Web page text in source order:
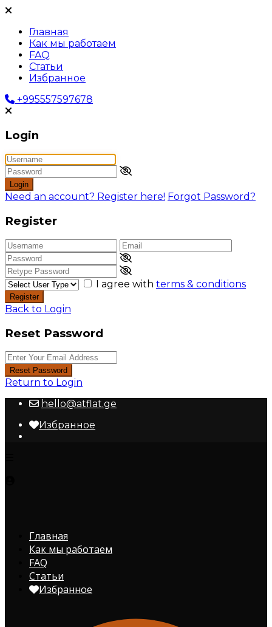
Главная
Как мы работаем
FAQ
Статьи
Избранное
+995557597678
Login
Login
Need an account? Register here! Forgot Password?
Register
I agree with terms & conditions
Register
Back to Login
Reset Password
Reset Password
Return to Login
hello@atflat.ge
Избранное
Главная
Как мы работаем
FAQ
Статьи
Избранное